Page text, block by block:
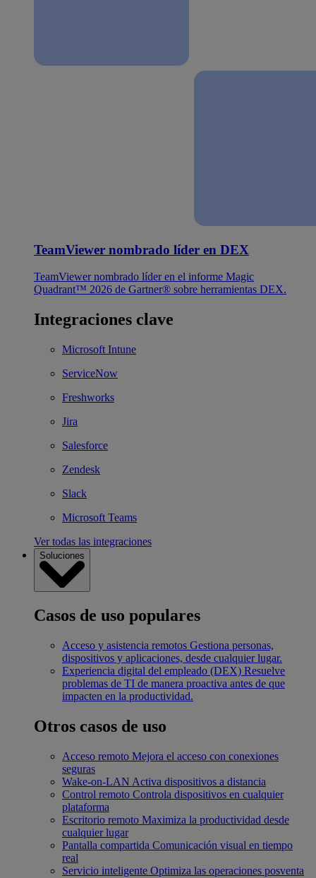
TeamViewer nombrado líder en DEX
TeamViewer nombrado líder en el informe Magic
Quadrant™ 2026 de Gartner® sobre herramientas DEX.
Integraciones clave
Microsoft Intune
ServiceNow
Freshworks
Jira
Salesforce
Zendesk
Slack
Microsoft Teams
Ver todas las integraciones
Soluciones
Casos de uso populares
Acceso y asistencia remotos Gestiona personas,
dispositivos y aplicaciones, desde cualquier lugar.
Experiencia digital del empleado (DEX) Resuelve
problemas de TI de manera proactiva antes de que
impacten en la productividad.
Otros casos de uso
Acceso remoto Mejora el acceso con conexiones
seguras
Wake-on-LAN Activa dispositivos a distancia
Control remoto Controla dispositivos en cualquier
plataforma
Escritorio remoto Maximiza la productividad desde
cualquier lugar
Pantalla compartida Comunicación visual en tiempo
real
Servicio inteligente Optimiza las operaciones posventa